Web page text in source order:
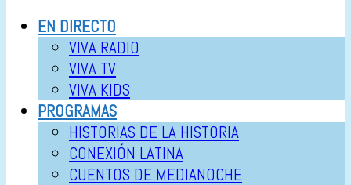
EN DIRECTO
VIVA RADIO
VIVA TV
VIVA KIDS
PROGRAMAS
HISTORIAS DE LA HISTORIA
CONEXIÓN LATINA
CUENTOS DE MEDIANOCHE